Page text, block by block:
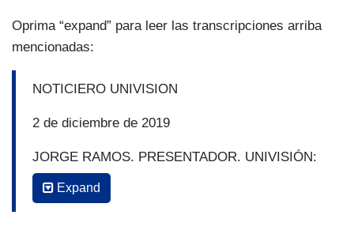
Oprima “expand” para leer las transcripciones arriba
mencionadas:
NOTICIERO UNIVISION
2 de diciembre de 2019
JORGE RAMOS, PRESENTADOR, UNIVISIÓN:
En otras cosas, hoy se dio a conocer el informe
de los legisladores demócratas que argumenta
Expand